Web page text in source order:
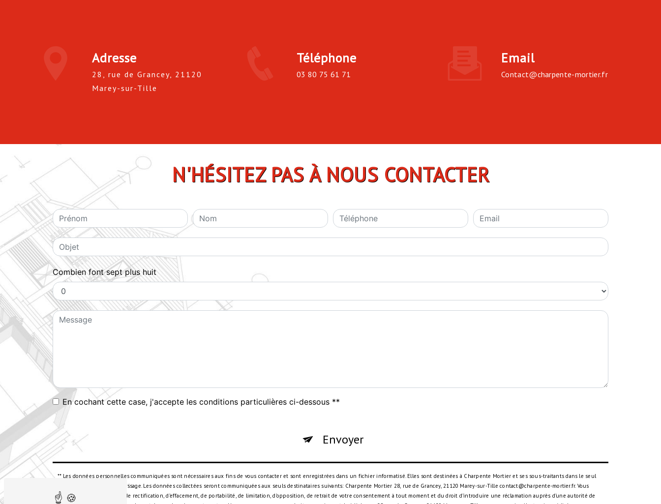
Adresse
28, rue de Grancey, 21120
Marey-sur-Tille
Téléphone
03 80 75 61 71
Email
contact@charpente-mortier.fr
N'HÉSITEZ PAS À NOUS CONTACTER
Combien font sept plus huit
En cochant cette case, j'accepte les conditions particulières ci-dessous **
Envoyer
** Les données personnelles communiquées sont nécessaires aux fins de vous contacter et sont enregistrées dans un fichier informatisé. Elles sont destinées à Charpente Mortier et ses sous-traitants dans le seul
but de répondre à votre message. Les données collectées seront communiquées aux seuls destinataires suivants: Charpente Mortier 28, rue de Grancey, 21120 Marey-sur-Tille contact@charpente-mortier.fr. Vous
disposez de droits d’accès, de rectification, d’effacement, de portabilité, de limitation, d’opposition, de retrait de votre consentement à tout moment et du droit d’introduire une réclamation auprès d’une autorité de